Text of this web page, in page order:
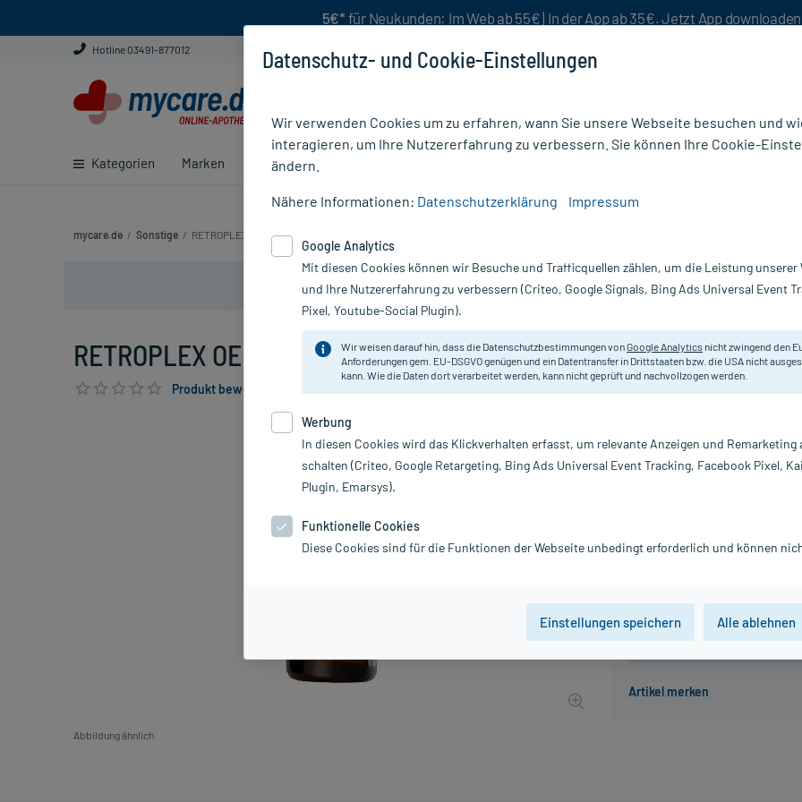
5€* für Neukunden: Im Web ab 55€ | In der App ab 35€. Jetzt App downloaden
Hotline 03491-877012
Kategorien Marken Ratgeber
mycare.de / Sonstige / RETROPLEX OE ER NR.503
Nur für kurze Zeit:Gratis-Versand* ab 19€ Mindestbestellwert!
RETROPLEX OE ER NR.503, 100 ml
Produkt bewerten & PlusHerzen sichern
Abbildung ähnlich
Grundpreis: 461,20 € / l
Der Artikel ist momentan
Beratung für
Homöopathisches Arzneimittel.
Darreichung:
Hersteller:
Datenschutz- und Cookie-Einstellungen
Wir verwenden Cookies um zu erfahren, wann Sie unsere Webseite besuchen und
interagieren, um Ihre Nutzererfahrung zu verbessern. Sie können Ihre Cookie-
ändern.
Nähere Informationen: Datenschutzerklärung Impressum
Google Analytics
Mit diesen Cookies können wir Besuche und Trafficquellen zählen, um die Leistung unserer
und Ihre Nutzererfahrung zu verbessern (Criteo, Google Signals, Bing Ads Universal Event
Pixel, Youtube-Social Plugin).
Wir weisen darauf hin, dass die Datenschutzbestimmungen vonGoogle Analytics nicht zwingend den
Anforderungen gem. EU-DSGVO genügen und ein Datentransfer in Drittstaaten bzw. die USA nicht
kann. Wie die Daten dort verarbeitet werden, kann nicht geprüft und nachvollzogen werden.
Werbung
In diesen Cookies wird das Klickverhalten erfasst, um relevante Anzeigen und Remarketing
schalten (Criteo, Google Retargeting, Bing Ads Universal Event Tracking, Facebook Pixel,
Plugin, Emarsys).
Funktionelle Cookies
Diese Cookies sind für die Funktionen der Webseite unbedingt erforderlich und können
Einstellungen speichern Alle ablehnen